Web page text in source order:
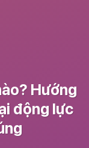
Hướng
động lực